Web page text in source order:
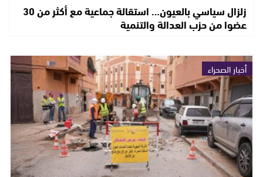
زلزال سياسي بالعيون… استقالة جماعية مع أكثر من 30
عضوا من حزب العدالة والتنمية
أخبار الصحراء